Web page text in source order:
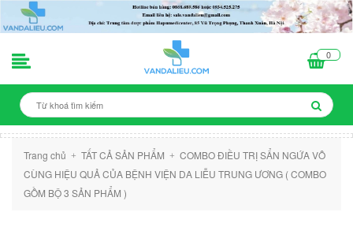
0
Trang chủ + TẤT CẢ SẢN PHẨM + COMBO ĐIỀU TRỊ SẨN NGỨA VÔ
CÙNG HIỆU QUẢ CỦA BỆNH VIỆN DA LIỄU TRUNG ƯƠNG ( COMBO
GỒM BỘ 3 SẢN PHẨM )